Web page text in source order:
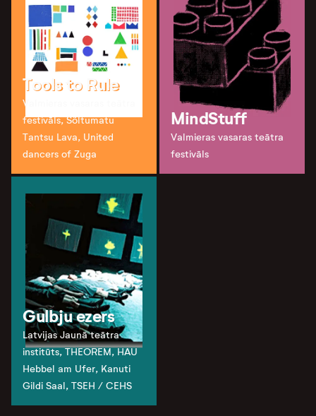
Tools to Rule
Valmieras vasaras teātra
festivāls, Sõltumatu
Tantsu Lava, United
dancers of Zuga
MindStuff
Valmieras vasaras teātra
festivāls
Gulbju ezers
Latvijas Jaunā teātra
institūts, THEOREM, HAU
Hebbel am Ufer, Kanuti
Gildi Saal, TSEH / CEHS